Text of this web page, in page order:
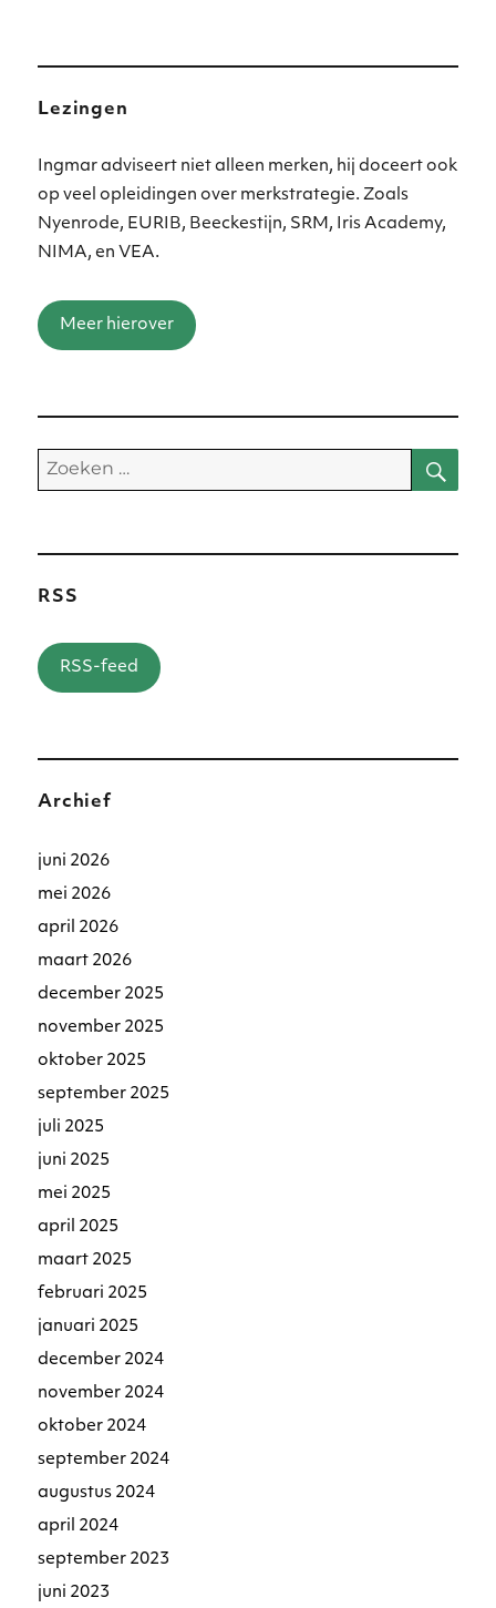
Lezingen
Ingmar adviseert niet alleen merken, hij doceert ook
op veel opleidingen over merkstrategie. Zoals
Nyenrode, EURIB, Beeckestijn, SRM, Iris Academy,
NIMA, en VEA.
Meer hierover
Zoeken
naar:
RSS
RSS-feed
Archief
juni 2026
mei 2026
april 2026
maart 2026
december 2025
november 2025
oktober 2025
september 2025
juli 2025
juni 2025
mei 2025
april 2025
maart 2025
februari 2025
januari 2025
december 2024
november 2024
oktober 2024
september 2024
augustus 2024
april 2024
september 2023
juni 2023